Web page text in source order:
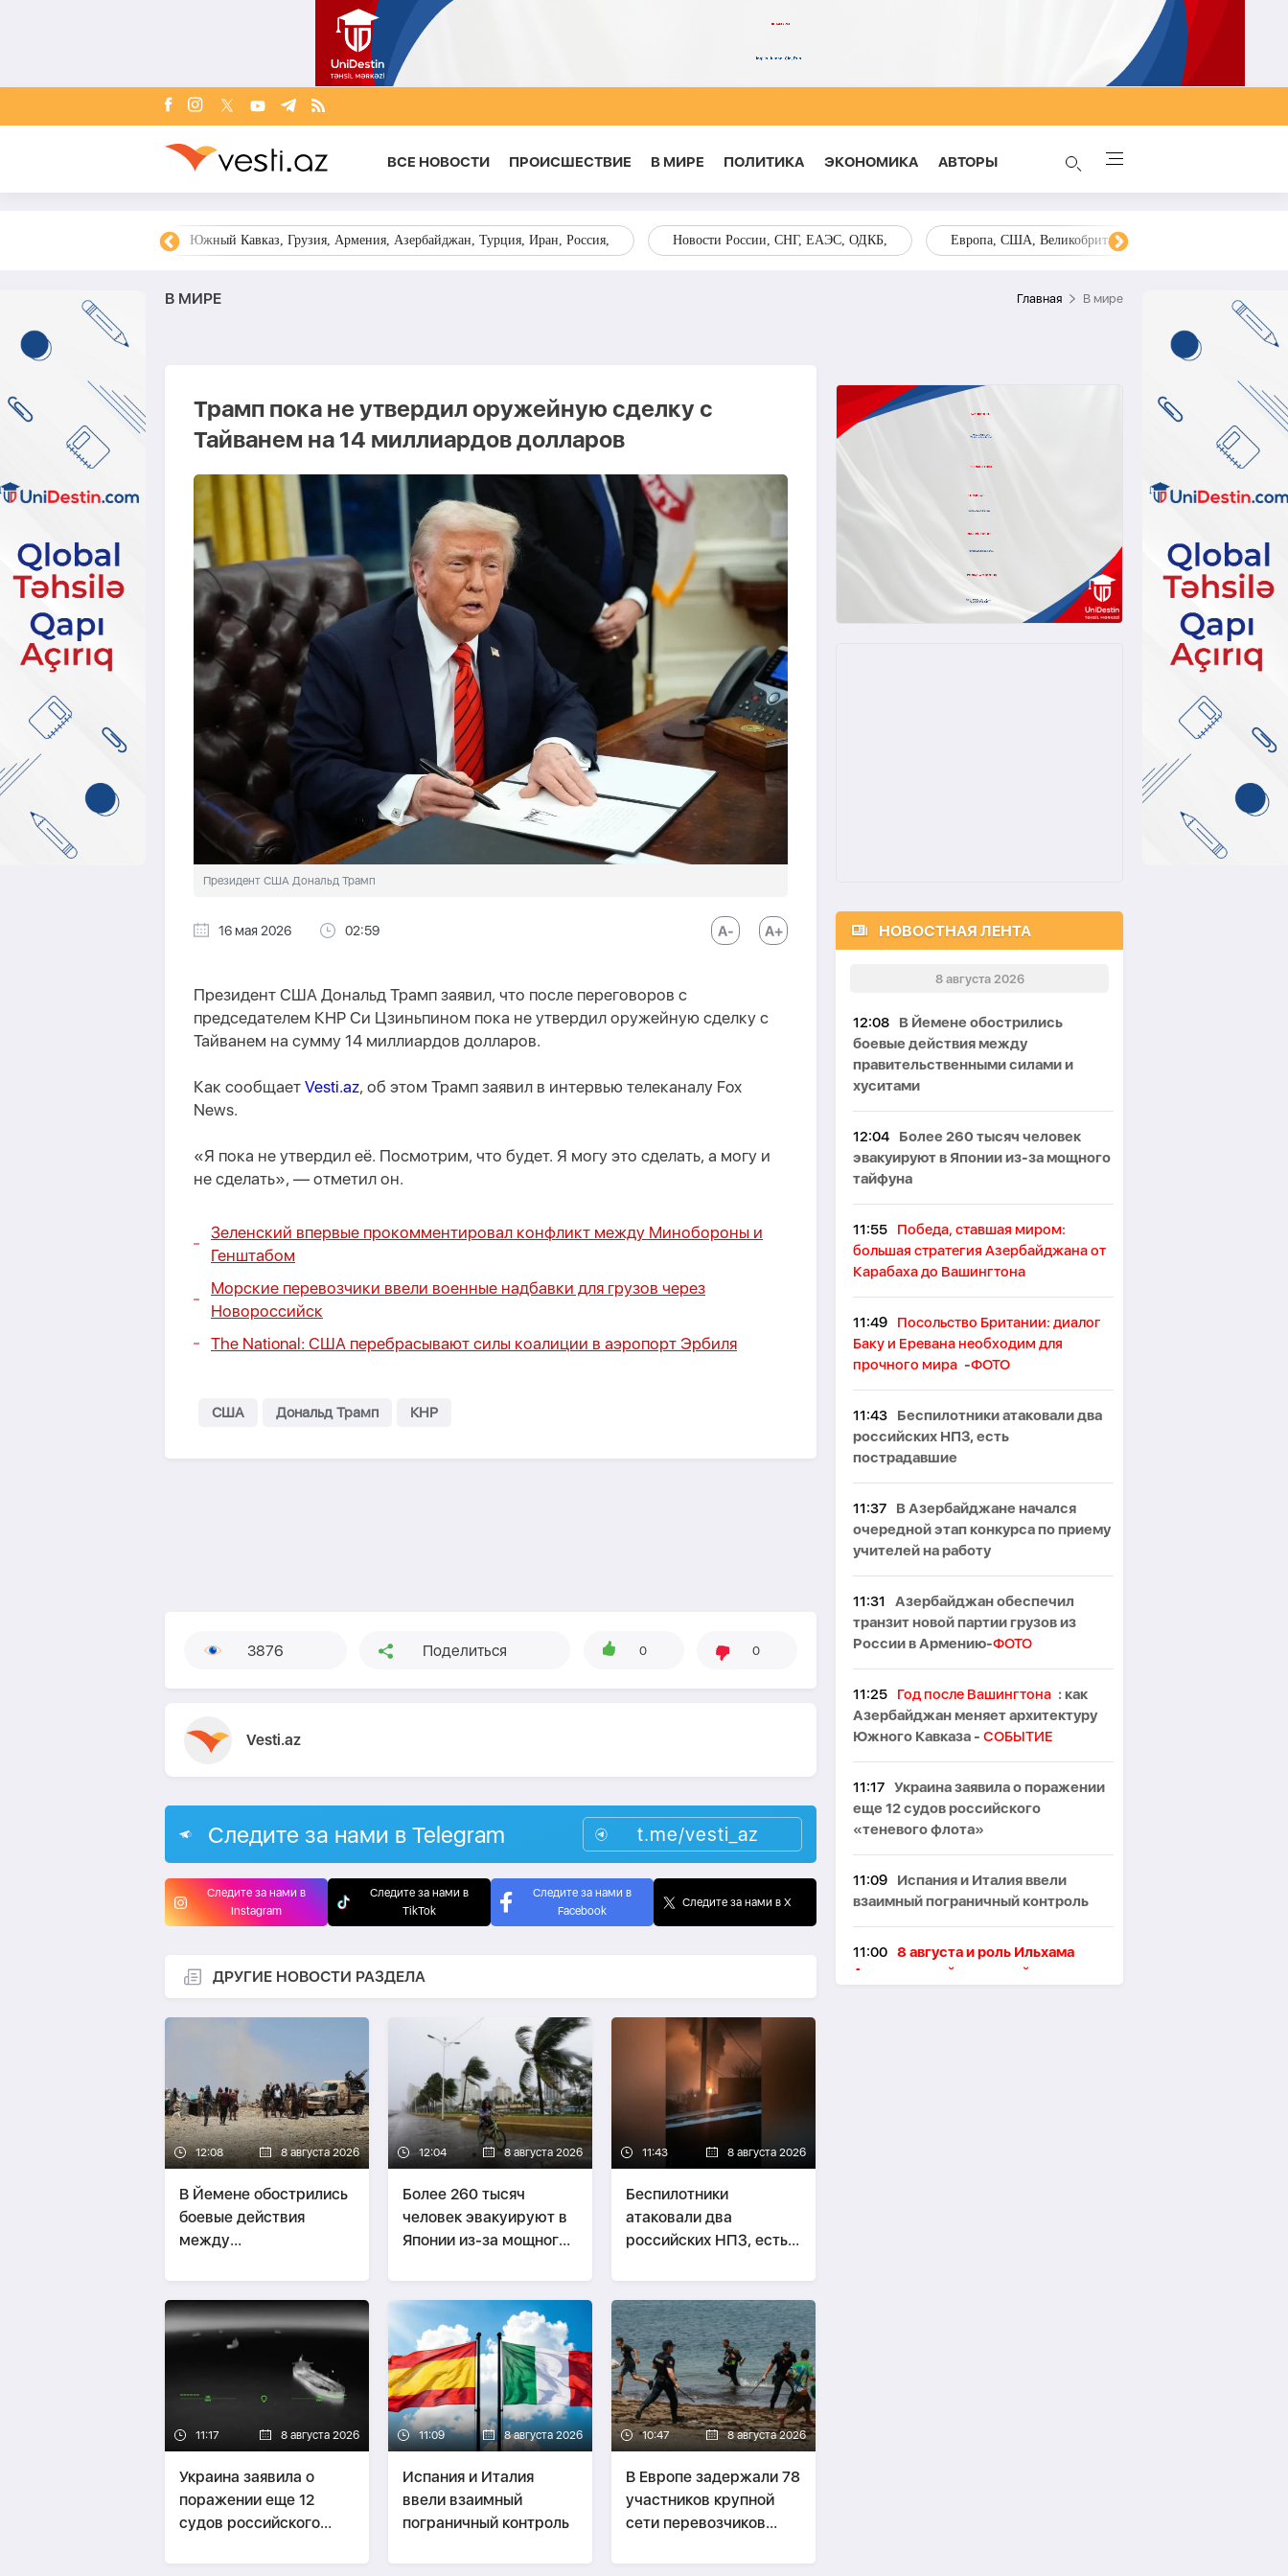
ВСЕ НОВОСТИ ПРОИСШЕСТВИЕ В МИРЕ ПОЛИТИКА ЭКОНОМИКА AВТОРЫ
Южный Кавказ, Грузия, Армения, Азербайджан, Турция, Иран, Россия, Новости России, СНГ, ЕАЭС, ОДКБ, Европа, США, Великобритания, Украина, Запад,
В МИРЕ Главная В мире
Трамп пока не утвердил оружейную сделку с
Тайванем на 14 миллиардов долларов
Президент США Дональд Трамп
16 мая 2026 02:59
Президент США Дональд Трамп заявил, что после переговоров с
председателем КНР Си Цзиньпином пока не утвердил оружейную сделку с
Тайванем на сумму 14 миллиардов долларов.
Как сообщает Vesti.az, об этом Трамп заявил в интервью телеканалу Fox
News.
«Я пока не утвердил её. Посмотрим, что будет. Я могу это сделать, а могу и
не сделать», — отметил он.
Зеленский впервые прокомментировал конфликт между Минобороны и
Генштабом
Морские перевозчики ввели военные надбавки для грузов через
Новороссийск
The National: США перебрасывают силы коалиции в аэропорт Эрбиля
США Дональд Трамп КНР
3876 Поделиться 0 0
Vesti.az
Следите за нами в Telegram t.me/vesti_az
Следите за нами в
Instagram
Следите за нами в
TikTok
Следите за нами в
Facebook
Следите за нами в X
ДРУГИЕ НОВОСТИ РАЗДЕЛА
12:08 8 августа 2026
В Йемене обострились
боевые действия
между
силами и хуситами
12:04 8 августа 2026
Более 260 тысяч
человек эвакуируют в
Японии из-за мощного
11:43 8 августа 2026
Беспилотники
атаковали два
российских НПЗ, есть
11:17 8 августа 2026
Украина заявила о
поражении еще 12
судов российского
11:09 8 августа 2026
Испания и Италия
ввели взаимный
пограничный контроль
10:47 8 августа 2026
В Европе задержали 78
участников крупной
сети перевозчиков
НОВОСТНАЯ ЛЕНТА
8 августа 2026
12:08
В Йемене обострились
боевые действия между
правительственными силами и
хуситами
12:04
Более 260 тысяч человек
эвакуируют в Японии из-за мощного
тайфуна
11:55
Победа, ставшая миром:
большая стратегия Азербайджана от
Карабаха до Вашингтона
11:49
Посольство Британии: диалог
Баку и Еревана необходим для
прочного мира -ФОТО
11:43
Беспилотники атаковали два
российских НПЗ, есть
пострадавшие
11:37
В Азербайджане начался
очередной этап конкурса по приему
учителей на работу
11:31
Азербайджан обеспечил
транзит новой партии грузов из
России в Армению-ФОТО
11:25 Год после Вашингтона : как
Азербайджан меняет архитектуру
Южного Кавказа - СОБЫТИЕ
11:17 Украина заявила о поражении
еще 12 судов российского
«теневого флота»
11:09
Испания и Италия ввели
взаимный пограничный контроль
11:00 8 августа и роль Ильхама
Алиева: от войны к новой